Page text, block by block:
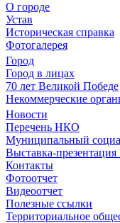
О городе
Устав
Историческая справка
Фотогалерея
Город
Город в лицах
70 лет Великой Победе
Некоммерческие
Новости
Перечень НКО
Муниципальный
Выставка-
Контакты
Фотоотчет
Видеоотчет
Полезные ссылки
Территориальное